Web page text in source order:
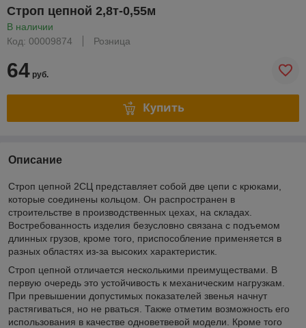
Строп цепной 2,8т-0,55м
В наличии
Код: 00009874
Розница
64 руб.
Купить
Описание
Строп цепной 2СЦ представляет собой две цепи с крюками,
которые соединены кольцом. Он распространен в
строительстве в производственных цехах, на складах.
Востребованность изделия безусловно связана с подъемом
длинных грузов, кроме того, приспособление применяется в
разных областях из-за высоких характеристик.
Строп цепной отличается несколькими преимуществами. В
первую очередь это устойчивость к механическим нагрузкам.
При превышении допустимых показателей звенья начнут
растягиваться, но не рваться. Также отметим возможность его
использования в качестве одноветвевой модели. Кроме того